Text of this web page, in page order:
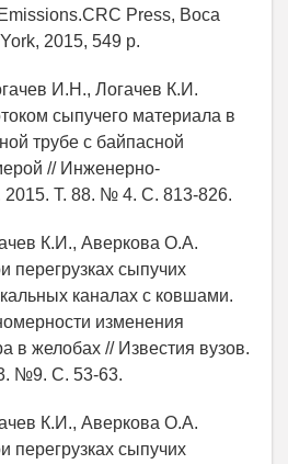
Press, Boca
2015, 549 p.
И.Н., Логачев К.И.
сыпучего материала в
трубе с байпасной
// Инженерно-
2015. Т. 88. № 4. С. 813-826.
К.И., Аверкова О.А.
перегрузках сыпучих
каналах с ковшами.
изменения
в желобах // Известия вузов.
№9. С. 53-63.
К.И., Аверкова О.А.
перегрузках сыпучих